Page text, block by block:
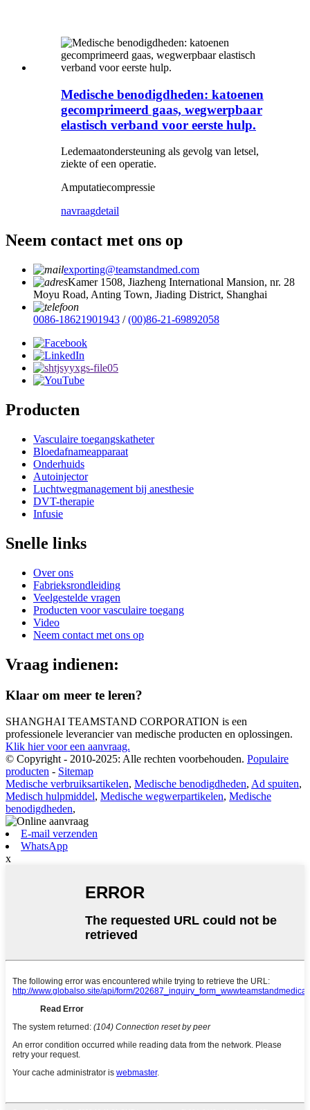
Medische benodigdheden: katoenen
gecomprimeerd gaas, wegwerpbaar
elastisch verband voor eerste hulp.
Ledemaatondersteuning als gevolg van letsel,
ziekte of een operatie.
Amputatiecompressie
navraagdetail
Neem contact met ons op
exporting@teamstandmed.com
Kamer 1508, Jiazheng International Mansion, nr. 28
Moyu Road, Anting Town, Jiading District, Shanghai
0086-18621901943 /(00)86-21-69892058
Producten
Vasculaire toegangskatheter
Bloedafnameapparaat
Onderhuids
Autoinjector
Luchtwegmanagement bij anesthesie
DVT-therapie
Infusie
Snelle links
Over ons
Fabrieksrondleiding
Veelgestelde vragen
Producten voor vasculaire toegang
Video
Neem contact met ons op
Vraag indienen:
Klaar om meer te leren?
SHANGHAI TEAMSTAND CORPORATION is een
professionele leverancier van medische producten en oplossingen.
Klik hier voor een aanvraag.
© Copyright - 2010-2025: Alle rechten voorbehouden. Populaire
producten - Sitemap
Medische verbruiksartikelen, Medische benodigdheden, Ad spuiten,
Medisch hulpmiddel, Medische wegwerpartikelen, Medische
benodigdheden,
E-mail verzenden
WhatsApp
x